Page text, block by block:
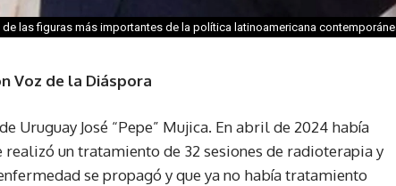
las figuras más importantes de la política latinoamericana
Voz de la Diáspora
Uruguay José “Pepe” Mujica. En abril de 2024 había
realizó un tratamiento de 32 sesiones de radioterapia y
se propagó y que ya no había tratamiento